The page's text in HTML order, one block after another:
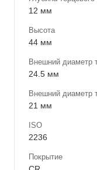
12 мм
Высота
44 мм
Внешний диаметр
24.5 мм
Внешний диаметр
21 мм
ISO
2236
Покрытие